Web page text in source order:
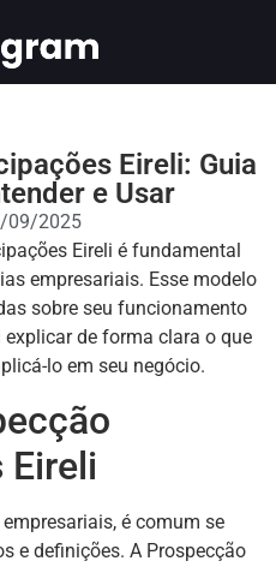
Eireli: Guia
e Usar
09/2025
Eireli é fundamental
empresariais. Esse modelo
sobre seu funcionamento
de forma clara o que
lo em seu negócio.
Eireli
é comum se
e definições. A Prospecção